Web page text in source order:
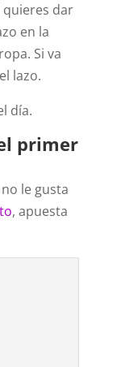
quieres dar
en la
Si va
lazo.
día.
primer
le gusta
, apuesta